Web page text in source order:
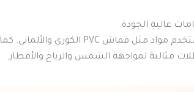
عالية الجودة
مثالية لمواجهة الشمس والرياح والأمطار.